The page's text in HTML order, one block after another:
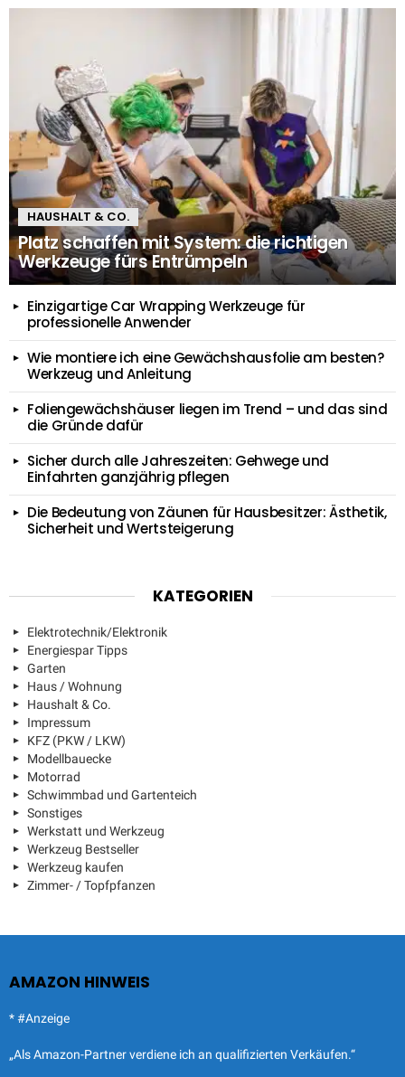
HAUSHALT & CO.
Platz schaffen mit System: die richtigen
Werkzeuge fürs Entrümpeln
Einzigartige Car Wrapping Werkzeuge für
professionelle Anwender
Wie montiere ich eine Gewächshausfolie am besten?
Werkzeug und Anleitung
Foliengewächshäuser liegen im Trend – und das sind
die Gründe dafür
Sicher durch alle Jahreszeiten: Gehwege und
Einfahrten ganzjährig pflegen
Die Bedeutung von Zäunen für Hausbesitzer: Ästhetik,
Sicherheit und Wertsteigerung
KATEGORIEN
Elektrotechnik/Elektronik
Energiespar Tipps
Garten
Haus / Wohnung
Haushalt & Co.
Impressum
KFZ (PKW / LKW)
Modellbauecke
Motorrad
Schwimmbad und Gartenteich
Sonstiges
Werkstatt und Werkzeug
Werkzeug Bestseller
Werkzeug kaufen
Zimmer- / Topfpfanzen
AMAZON HINWEIS
* #Anzeige
„Als Amazon-Partner verdiene ich an qualifizierten Verkäufen.“